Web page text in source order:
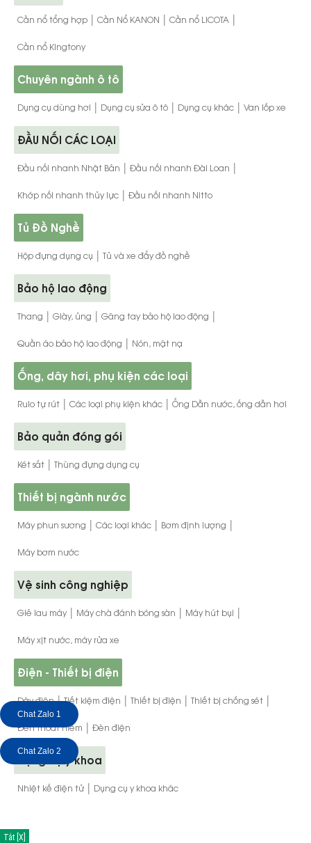
Cần nổ tổng hợp | Cần Nổ KANON | Cần nổ LICOTA |
Cần nổ Kingtony
Chuyên ngành ô tô
Dụng cụ dùng hơi | Dụng cụ sửa ô tô | Dụng cụ khác | Van lốp xe
ĐẦU NỐI CÁC LOẠI
Đầu nối nhanh Nhật Bản | Đầu nối nhanh Đài Loan |
Khớp nối nhanh thủy lực | Đầu nối nhanh Nitto
Tủ Đồ Nghề
Hộp đựng dụng cụ | Tủ và xe đẩy đồ nghề
Bảo hộ lao động
Thang | Giày, ủng | Găng tay bảo hộ lao động |
Quần áo bảo hộ lao động | Nón, mặt nạ
Ống, dây hơi, phụ kiện các loại
Rulo tự rút | Các loại phụ kiện khác | Ống Dẫn nước, ống dẫn hơi
Bảo quản đóng gói
Két sắt | Thùng đựng dụng cụ
Thiết bị ngành nước
Máy phun sương | Các loại khác | Bơm định lượng |
Máy bơm nước
Vệ sinh công nghiệp
Giẻ lau máy | Máy chà đánh bóng sàn | Máy hút bụi |
Máy xịt nước, máy rửa xe
Điện - Thiết bị điện
Dây điện | Tiết kiệm điện | Thiết bị điện | Thiết bị chống sét |
Đèn thoát hiểm | Đèn điện
Dụng cụ y khoa
Nhiệt kế điện tử | Dụng cụ y khoa khác
Tắt [X]
Chat Zalo 1
Chat Zalo 2